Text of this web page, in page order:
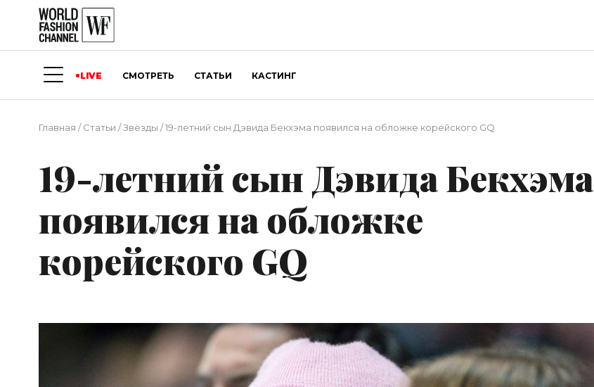
LIVE СМОТРЕТЬ СТАТЬИ КАСТИНГ
Главная /Статьи /Звёзды /19-летний сын Дэвида Бекхэма появился на обложке корейского GQ
19-летний сын Дэвида Бекхэма
появился на обложке
корейского GQ